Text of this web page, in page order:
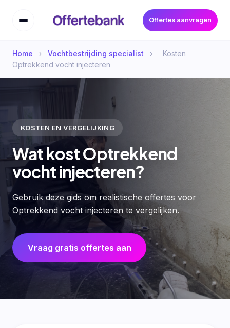
Offertes aanvragen
Home › Vochtbestrijding specialist ›
Kosten
Optrekkend vocht injecteren
KOSTEN EN VERGELIJKING
Wat kost Optrekkend
vocht injecteren?
Gebruik deze gids om realistische offertes voor
Optrekkend vocht injecteren te vergelijken.
Vraag gratis offertes aan